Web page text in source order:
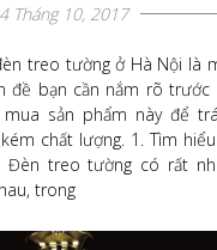
Tháng 10, 2017
treo tường ở Hà Nội là
đề bạn cần nắm rõ trước
sản phẩm này để
chất lượng. 1. Tìm
Đèn treo tường có rất
trong